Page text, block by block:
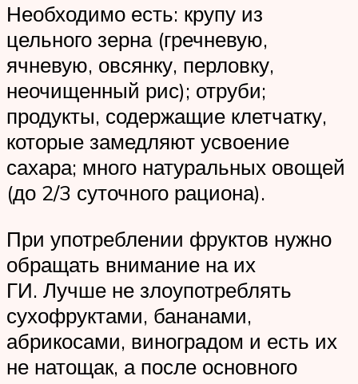
Необходимо есть: крупу из
цельного зерна (гречневую,
ячневую, овсянку, перловку,
неочищенный рис); отруби;
продукты, содержащие клетчатку,
которые замедляют усвоение
сахара; много натуральных овощей
(до 2/3 суточного рациона).
При употреблении фруктов нужно
обращать внимание на их
ГИ. Лучше не злоупотреблять
сухофруктами, бананами,
абрикосами, виноградом и есть их
не натощак, а после основного